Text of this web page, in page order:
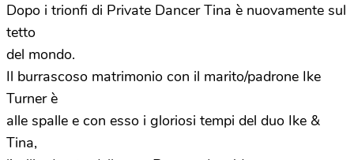
Dopo i trionfi di Private Dancer Tina è nuovamente sul
tetto
del mondo.
Il burrascoso matrimonio con il marito/padrone Ike
Turner è
alle spalle e con esso i gloriosi tempi del duo Ike &
Tina,